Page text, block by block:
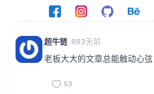
超牛链 883天前
老板大大的文章总能触动心
53